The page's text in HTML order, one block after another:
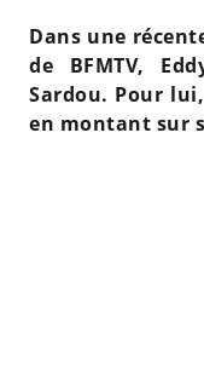
Dans une
de BFMTV,
Sardou. Pour
en montant sur